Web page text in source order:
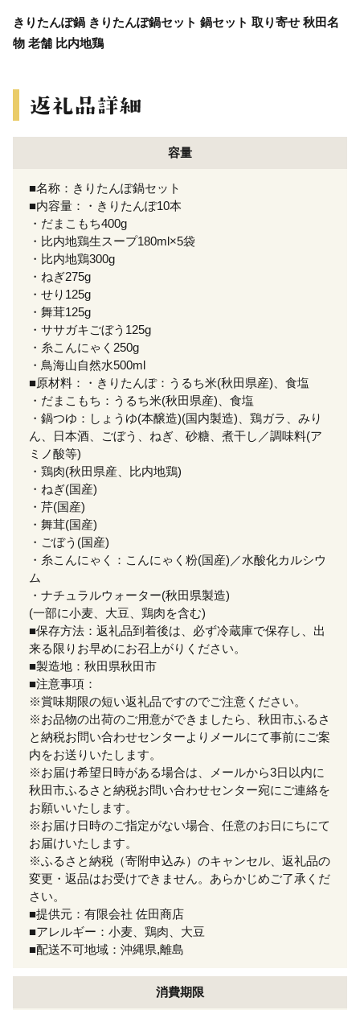
きりたんぽ鍋 きりたんぽ鍋セット 鍋セット 取り寄せ 秋田名
物 老舗 比内地鶏
容量
■名称：きりたんぽ鍋セット
■内容量：・きりたんぽ10本
・だまこもち400g
・比内地鶏生スープ180ml×5袋
・比内地鶏300g
・ねぎ275g
・せり125g
・舞茸125g
・ササガキごぼう125g
・糸こんにゃく250g
・鳥海山自然水500ml
■原材料：・きりたんぽ：うるち米(秋田県産)、食塩
・だまこもち：うるち米(秋田県産)、食塩
・鍋つゆ：しょうゆ(本醸造)(国内製造)、鶏ガラ、みり
ん、日本酒、ごぼう、ねぎ、砂糖、煮干し／調味料(ア
ミノ酸等)
・鶏肉(秋田県産、比内地鶏)
・ねぎ(国産)
・芹(国産)
・舞茸(国産)
・ごぼう(国産)
・糸こんにゃく：こんにゃく粉(国産)／水酸化カルシウ
ム
・ナチュラルウォーター(秋田県製造)
(一部に小麦、大豆、鶏肉を含む)
■保存方法：返礼品到着後は、必ず冷蔵庫で保存し、出
来る限りお早めにお召上がりください。
■製造地：秋田県秋田市
■注意事項：
※賞味期限の短い返礼品ですのでご注意ください。
※お品物の出荷のご用意ができましたら、秋田市ふるさ
と納税お問い合わせセンターよりメールにて事前にご案
内をお送りいたします。
※お届け希望日時がある場合は、メールから3日以内に
秋田市ふるさと納税お問い合わせセンター宛にご連絡を
お願いいたします。
※お届け日時のご指定がない場合、任意のお日にちにて
お届けいたします。
※ふるさと納税（寄附申込み）のキャンセル、返礼品の
変更・返品はお受けできません。あらかじめご了承くだ
さい。
■提供元：有限会社 佐田商店
■アレルギー：小麦、鶏肉、大豆
■配送不可地域：沖縄県,離島
消費期限